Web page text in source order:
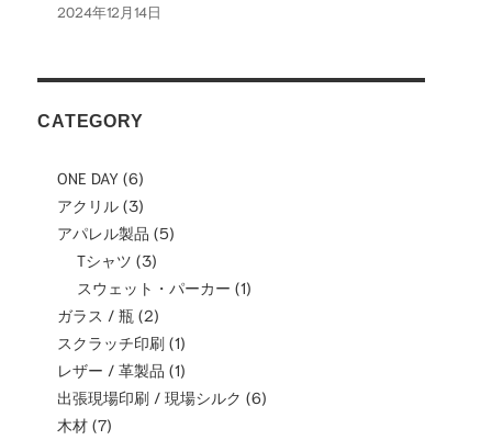
2024年12月14日
CATEGORY
ONE DAY (6)
アクリル (3)
アパレル製品 (5)
Tシャツ (3)
スウェット・パーカー (1)
ガラス / 瓶 (2)
スクラッチ印刷 (1)
レザー / 革製品 (1)
出張現場印刷 / 現場シルク (6)
木材 (7)